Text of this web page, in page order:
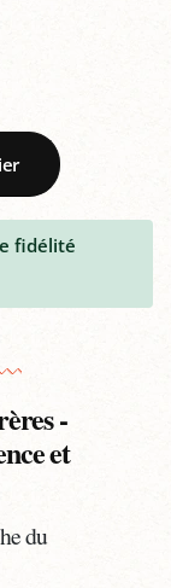
fidélité
-
et
du